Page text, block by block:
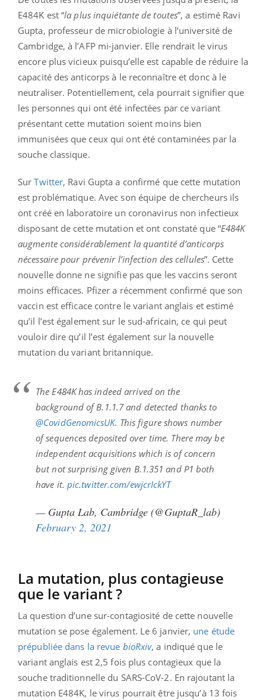
E484K est “la plus inquiétante de toutes”, a estimé Ravi
Gupta, professeur de microbiologie à l’université de
Cambridge, à l’AFP mi-janvier. Elle rendrait le virus
encore plus vicieux puisqu’elle est capable de réduire la
capacité des anticorps à le reconnaître et donc à le
neutraliser. Potentiellement, cela pourrait signifier que
les personnes qui ont été infectées par ce variant
présentant cette mutation soient moins bien
immunisées que ceux qui ont été contaminées par la
souche classique.
SurTwitter, Ravi Gupta a confirmé que cette mutation
est problématique. Avec son équipe de chercheurs ils
ont créé en laboratoire un coronavirus non infectieux
disposant de cette mutation et ont constaté que “E484K
augmente considérablement la quantité d’anticorps
nécessaire pour prévenir l’infection des cellules”. Cette
nouvelle donne ne signifie pas que les vaccins seront
moins efficaces. Pfizer a récemment confirmé que son
vaccin est efficace contre le variant anglais et estimé
qu’il l’est également sur le sud-africain, ce qui peut
vouloir dire qu’il l’est également sur la nouvelle
mutation du variant britannique.
The E484K has indeed arrived on the
background of B.1.1.7 and detected thanks to
@CovidGenomicsUK. This figure shows number
of sequences deposited over time. There may be
independent acquisitions which is of concern
but not surprising given B.1.351 and P1 both
have it. pic.twitter.com/ewjcrIckYT
— Gupta Lab, Cambridge (@GuptaR_lab)
February 2, 2021
La mutation, plus contagieuse
que le variant ?
La question d’une sur-contagiosité de cette nouvelle
mutation se pose également. Le 6 janvier, une étude
prépubliée dans la revue bioRxiv, a indiqué que le
variant anglais est 2,5 fois plus contagieux que la
souche traditionnelle du SARS-CoV-2. En rajoutant la
mutation E484K, le virus pourrait être jusqu’à 13 fois